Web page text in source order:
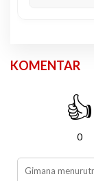
KOMENTAR
👍
0